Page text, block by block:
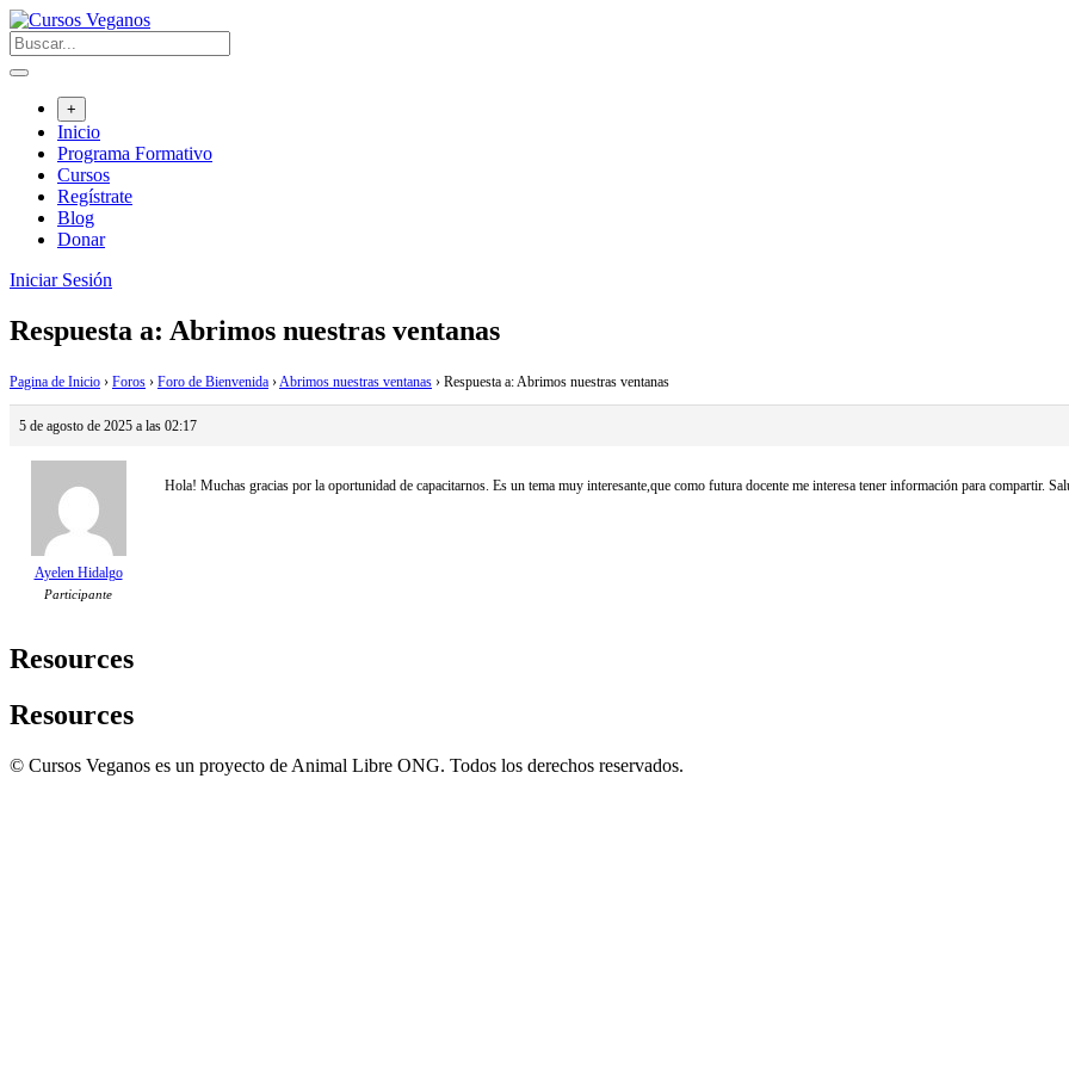
Saltar
al
contenido
+
Inicio
Programa Formativo
Cursos
Regístrate
Blog
Donar
Iniciar Sesión
Respuesta a: Abrimos nuestras ventanas
Pagina de Inicio › Foros › Foro de Bienvenida ›Abrimos nuestras ventanas › Respuesta a: Abrimos nuestras ventanas
5 de agosto de 2025 a las 02:17
Ayelen Hidalgo
Participante
Hola! Muchas gracias por la oportunidad de capacitarnos. Es un tema muy interesante,que como futura docente me interesa tener información para compartir.
Resources
Resources
© Cursos Veganos es un proyecto de Animal Libre ONG. Todos los derechos reservados.